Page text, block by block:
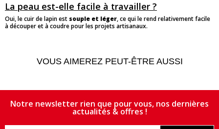
La peau est-elle facile à travailler ?
Oui, le cuir de lapin est souple et léger, ce qui le rend relativement facile
à découper et à coudre pour les projets artisanaux.
VOUS AIMEREZ PEUT-ÊTRE AUSSI
Notre newsletter rien que pour vous, nos dernières
actualités & offres !